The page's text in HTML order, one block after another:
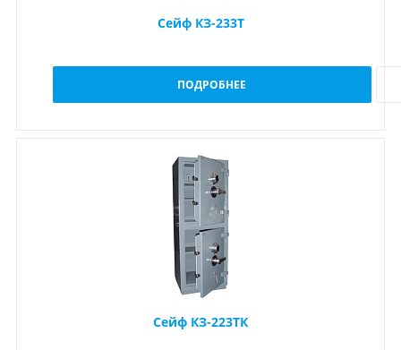
Сейф КЗ-233Т
ПОДРОБНЕЕ
Сейф КЗ-223ТК